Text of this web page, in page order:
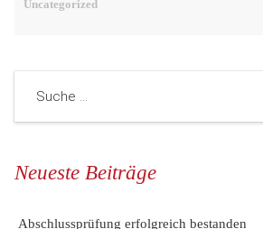
Uncategorized
Neueste Beiträge
Abschlussprüfung erfolgreich bestanden